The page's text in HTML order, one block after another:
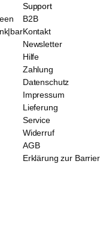
Support
B2B
Kontakt
Newsletter
Hilfe
Zahlung
Datenschutz
Impressum
Lieferung
Service
Widerruf
AGB
Erklärung zur